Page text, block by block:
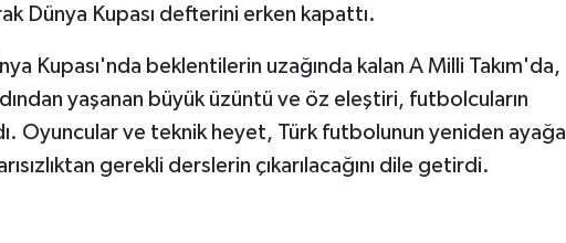
Dünya Kupası defterini erken kapattı.
Kupası'nda beklentilerin uzağında kalan A Milli Takım'da,
yaşanan büyük üzüntü ve öz eleştiri, futbolcuların
Oyuncular ve teknik heyet, Türk futbolunun yeniden ayağa
gerekli derslerin çıkarılacağını dile getirdi.